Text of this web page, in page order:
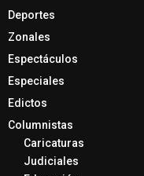
Deportes
Zonales
Espectáculos
Especiales
Edictos
Columnistas
Caricaturas
Judiciales